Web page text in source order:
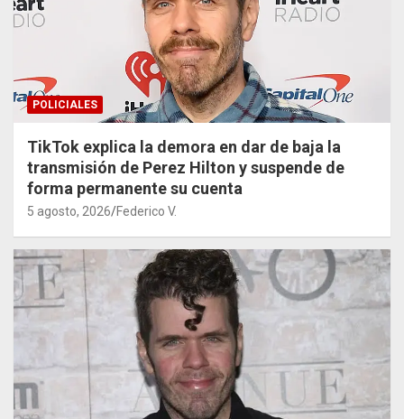
POLICIALES
TikTok explica la demora en dar de baja la
transmisión de Perez Hilton y suspende de
forma permanente su cuenta
5 agosto, 2026 Federico V.